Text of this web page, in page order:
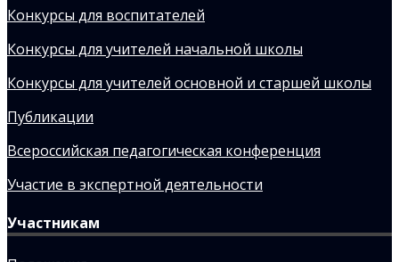
Конкурсы для воспитателей
Конкурсы для учителей начальной школы
Конкурсы для учителей основной и старшей школы
Публикации
Всероссийская педагогическая конференция
Участие в экспертной деятельности
Участникам